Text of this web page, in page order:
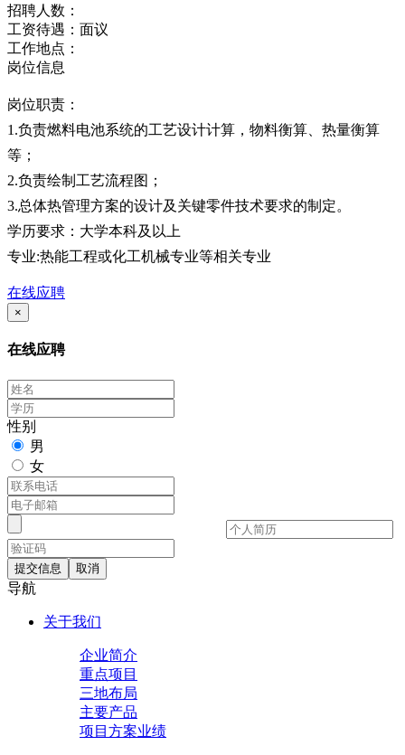
招聘人数：
工资待遇： 面议
工作地点：
岗位信息
岗位职责：
1.负责燃料电池系统的工艺设计计算，物料衡算、热量衡算
等；
2.负责绘制工艺流程图；
3.总体热管理方案的设计及关键零件技术要求的制定。
学历要求：大学本科及以上
专业:热能工程或化工机械专业等相关专业
在线应聘
×
在线应聘
性别
男
女
提交信息 取消
导航
关于我们
企业简介
重点项目
三地布局
主要产品
项目方案业绩